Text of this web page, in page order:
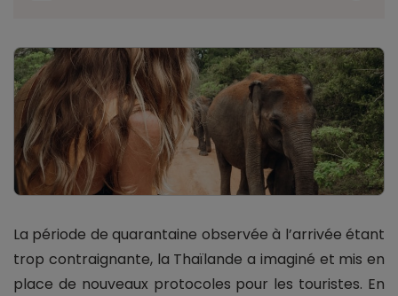
La période de quarantaine observée à l’arrivée étant
trop contraignante, la Thaïlande a imaginé et mis en
place de nouveaux protocoles pour les touristes. En